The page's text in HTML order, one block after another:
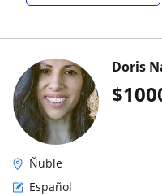
$
Doris
Ñuble
Español